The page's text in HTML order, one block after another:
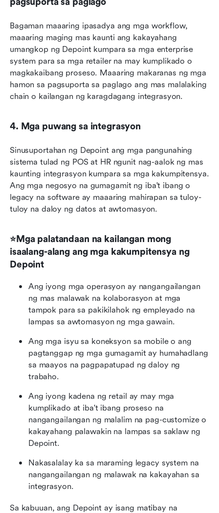
Bagaman maaaring ipasadya ang mga workflow,
maaaring maging mas kaunti ang kakayahang
umangkop ng Depoint kumpara sa mga enterprise
system para sa mga retailer na may kumplikado o
magkakaibang proseso. Maaaring makaranas ng mga
hamon sa pagsuporta sa paglago ang mas malalaking
chain o kailangan ng karagdagang integrasyon.
4. Mga puwang sa integrasyon
Sinusuportahan ng Depoint ang mga pangunahing
sistema tulad ng POS at HR ngunit nag-aalok ng mas
kaunting integrasyon kumpara sa mga kakumpitensya.
Ang mga negosyo na gumagamit ng iba't ibang o
legacy na software ay maaaring mahirapan sa tuloy-
tuloy na daloy ng datos at awtomasyon.
⭐Mga palatandaan na kailangan mong
isaalang-alang ang mga kakumpitensya ng
Depoint
Ang iyong mga operasyon ay nangangailangan
ng mas malawak na kolaborasyon at mga
tampok para sa pakikilahok ng empleyado na
lampas sa awtomasyon ng mga gawain.
Ang mga isyu sa koneksyon sa mobile o ang
pagtanggap ng mga gumagamit ay humahadlang
sa maayos na pagpapatupad ng daloy ng
trabaho.
Ang iyong kadena ng retail ay may mga
kumplikado at iba't ibang proseso na
nangangailangan ng malalim na pag-customize o
kakayahang palawakin na lampas sa saklaw ng
Depoint.
Nakasalalay ka sa maraming legacy system na
nangangailangan ng malawak na kakayahan sa
integrasyon.
Sa kabuuan, ang Depoint ay isang matibay na